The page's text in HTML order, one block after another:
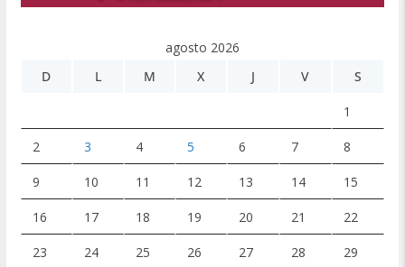
agosto 2026
D
L M X J V S
1
2 3 4 5 6 7 8
9 10 11 12 13 14 15
16 17 18 19 20 21 22
23 24 25 26 27 28 29